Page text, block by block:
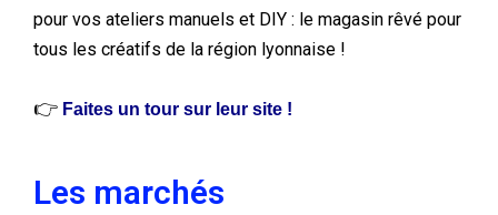
pour vos ateliers manuels et DIY : le magasin rêvé pour
tous les créatifs de la région lyonnaise !
👉 Faites un tour sur leur site !
Les marchés